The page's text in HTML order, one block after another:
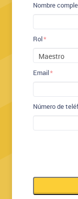
Nombre
Rol
Email
Número de